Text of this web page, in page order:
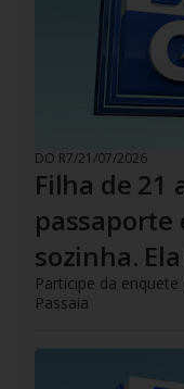
DO R7/21/07/2026
Filha de 21
passaporte
sozinha.
Participe da
Passaia